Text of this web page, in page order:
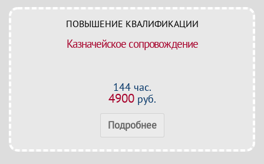
ПОВЫШЕНИЕ КВАЛИФИКАЦИИ
Казначейское сопровождение
144 час.
4900руб.
Подробнее